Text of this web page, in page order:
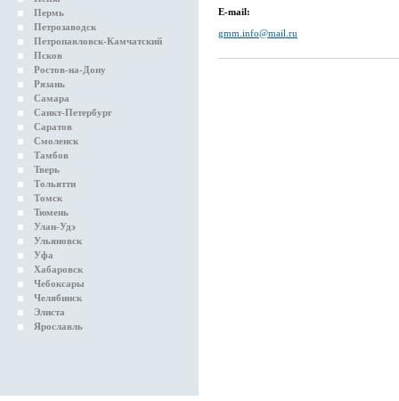
Пермь
Петрозаводск
Петропавловск-Камчатский
Псков
Ростов-на-Дону
Рязань
Самара
Санкт-Петербург
Саратов
Смоленск
Тамбов
Тверь
Тольятти
Томск
Тюмень
Улан-Удэ
Ульяновск
Уфа
Хабаровск
Чебоксары
Челябинск
Элиста
Ярославль
E-mail:
gmm.info@mail.ru